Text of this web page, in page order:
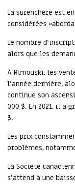
La surenchère est
considérées
Le nombre
alors que les
À Rimouski, les
l’année dernière,
continue son
000 $. En 2021, il a
$.
Les prix
problèmes,
La Société
s’attend à une